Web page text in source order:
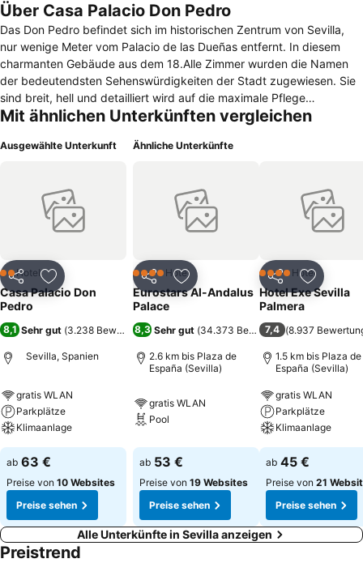
Über Casa Palacio Don Pedro
Das Don Pedro befindet sich im historischen Zentrum von Sevilla,
nur wenige Meter vom Palacio de las Dueñas entfernt. In diesem
charmanten Gebäude aus dem 18.Alle Zimmer wurden die Namen
der bedeutendsten Sehenswürdigkeiten der Stadt zugewiesen. Sie
sind breit, hell und detailliert wird auf die maximale Pflege
genommen, ausgerüstet mit gepanzerten Türen, komplettes Bad,
WIFI.Das Don Pedro befindet sich im historischen Zentrum von
Nähe des Alcázar. Es ist auch nur 20 m von 2 private Parkplätze.
Mit ähnlichen Unterkünften vergleichen
Ausgewählte Unterkunft
Teilen Zu Favoriten hinzufügen
2 Sterne
Hotel
Casa Palacio Don
Pedro
8,1 Sehr gut (3.238 Bewertungen)
Sevilla, Spanien
gratis WLAN
Parkplätze
Klimaanlage
ab 63 €
Preise von 10 Websites
Preise sehen
Ähnliche Unterkünfte
Teilen Zu Favoriten hinzufügen
4 SterneHotel
Eurostars Al-Andalus
Palace
8,3 Sehr gut (34.373 Bewertungen)
2.6 km bis Plaza de
España (Sevilla)
gratis WLAN
Pool
ab 53 €
Preise von 19 Websites
Preise sehen
Teilen Zu
4 SterneHotel
Hotel Exe Sevilla
Palmera
7,4 (8.937
1.5 km bis Plaza de
España (Sevilla)
gratis WLAN
Parkplätze
Klimaanlage
ab 45 €
Preise von 21
Preise sehen
Alle Unterkünfte in Sevilla anzeigen
Preistrend